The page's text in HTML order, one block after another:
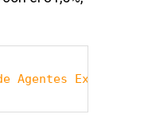
Agentes Extranjeros